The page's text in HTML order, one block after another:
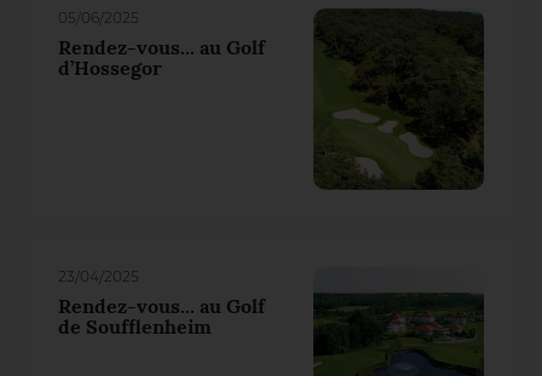
05/06/2025
Rendez-vous... au Golf
d’Hossegor
23/04/2025
Rendez-vous... au Golf
de Soufflenheim